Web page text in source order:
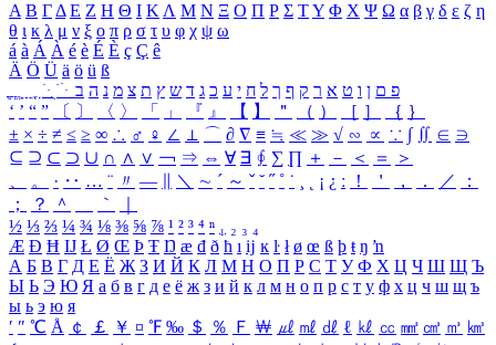
Α Β ΓΔ Ε Ζ Η Θ Ι ΚΛ Μ Ν Ξ Ο Π Ρ Σ ΤΥ Φ Χ Ψ Ω α β γ δ ε ζ η
θ ι κ λ μ ν ξ ο π ρ σ τ υ φ χ ψ ω
á à Á À é è É È ç Ç ê
Ä Ö Ü ä ö ü ß
ִֶֹ ֻּ ׁׂ פ ם ן ו ט א ר ק ף ך ל ח י ע כ ג ד ש ץ ת צ מ נ ה ב
‘ ’ “ ” 〔 〕 〈 〉 「 」 『 』 【 】 ＂ （ ） ［ ］ ｛ ｝
± × ÷ ≠ ≤ ≥ ∞ ∴ ♂ ♀ ∠ ⊥ ⌒ ∂ ∇ ≡ ≒ ≪ ≫ √ ∽ ∝ ∵ ∫ ∬ ∈ ∋
⊆ ⊇ ⊂ ⊃ ∪ ∩ ∧ ∨ ￢ ⇒ ⇔ ∀ ∃ ∮ ∑ ∏ ＋ － ＜ ＝
＞
、
。 · ‥ … ¨ 〃 ― ＼ ∼ ´ ～ ˇ ˘ ˝ ˚ ˙ ¸ ¡ ¿ ː ！ ＇ ， ． ／
：
；
？ ＾ ｀
½ ⅓ ⅔ ¼ ¾ ⅛ ⅜ ⅝ ⅞ ¹ ² ³ ⁴ ⁿ ₁ ₂ ₃ ₄
Æ Ð Ħ Ĳ Ł Ø Œ Þ Ŧ Ŋ æ đ ð ħ ı ĳ ĸ ŀ ł ø œ ß þ ŧ ŋ ŉ
А Б В Г Д Е Ё Ж З И Й К Л М Н О П Р С Т У Ф Х Ц Ч Ш Щ Ъ
Ы Ь Э Ю Я а б в г д е ё ж з и й к л м н о п р с т у ф х ц ч ш щ ъ
ы ь э ю я
′ ″ ℃ Å ￠ ￡ ￥ ¤ ℉ ‰ ＄ ％ Ｆ ￦ ㎕ ㎖ ㎗ ℓ ㎘ ㏄ ㎣ ㎤ ㎥ ㎦